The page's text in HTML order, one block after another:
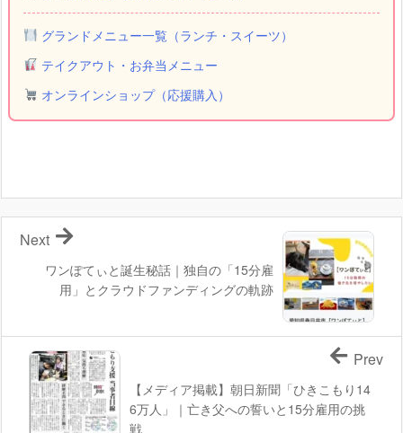
グランドメニュー一覧（ランチ・スイーツ）
テイクアウト・お弁当メニュー
オンラインショップ（応援購入）
ワンぽてぃと誕生秘話｜独自の「15分雇
用」とクラウドファンディングの軌跡
Next
【メディア掲載】朝日新聞「ひきこもり14
6万人」｜亡き父への誓いと15分雇用の挑
戦
Prev